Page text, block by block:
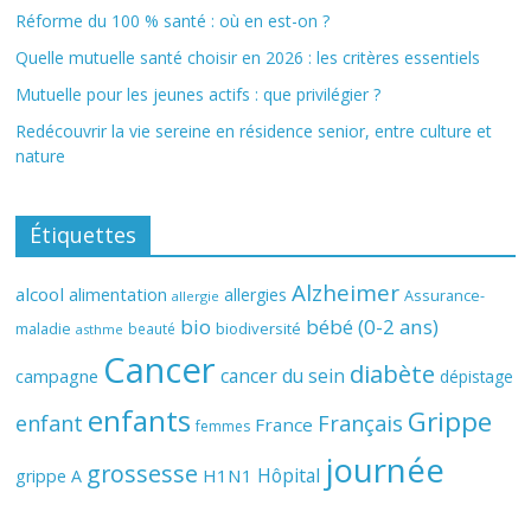
Réforme du 100 % santé : où en est-on ?
Quelle mutuelle santé choisir en 2026 : les critères essentiels
Mutuelle pour les jeunes actifs : que privilégier ?
Redécouvrir la vie sereine en résidence senior, entre culture et
nature
Étiquettes
alcool alimentation allergie allergies Alzheimer Assurance-
maladie asthme beauté bio biodiversité bébé (0-2 ans)
campagne Cancer cancer du sein diabète dépistage
enfant enfants femmes France Français Grippe
grippe A grossesse H1N1 Hôpital journée